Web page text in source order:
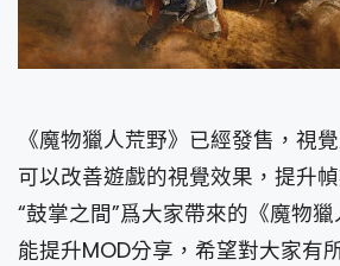
《魔物獵人荒野》已經發售，視
可以改善遊戲的視覺效果，提升
“鼓掌之間”爲大家帶來的《魔物
能提升MOD分享，希望對大家有